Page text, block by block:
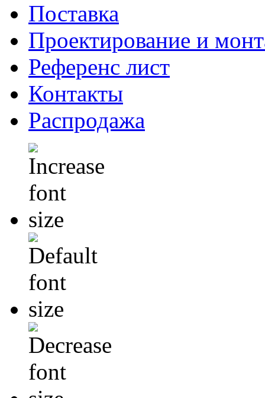
Поставка
Проектирование и
Референс лист
Контакты
Распродажа